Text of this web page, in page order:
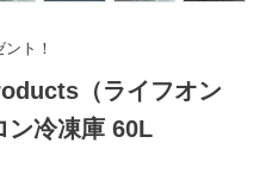
ト！
（ライフオン
ン冷凍庫 60L